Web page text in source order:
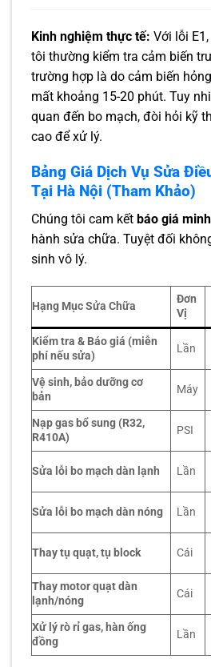
Kinh nghiệm thực tế: Với lỗi
tôi thường kiểm tra cảm biến
trường hợp là do cảm biến
mất khoảng 15-20 phút. Tuy
quan đến bo mạch, đòi hỏi kỹ
cao để xử lý.
Bảng Giá Dịch Vụ Sửa
Tại Hà Nội (Tham Khảo)
Chúng tôi cam kết báo giá
hành sửa chữa. Tuyệt đối
sinh vô lý.
Hạng Mục Sửa Chữa
Đơn
Vị
Kiểm tra & Báo giá (miễn
phí nếu sửa)
Lần
Vệ sinh, bảo dưỡng cơ
bản
Máy
Nạp gas bổ sung (R32,
R410A)
PSI
Sửa lỗi bo mạch dàn lạnh Lần
Sửa lỗi bo mạch dàn nóng Lần
Thay tụ quạt, tụ block Cái
Thay motor quạt dàn
lạnh/nóng
Cái
Xử lý rò rỉ gas, hàn ống
đồng
Lần